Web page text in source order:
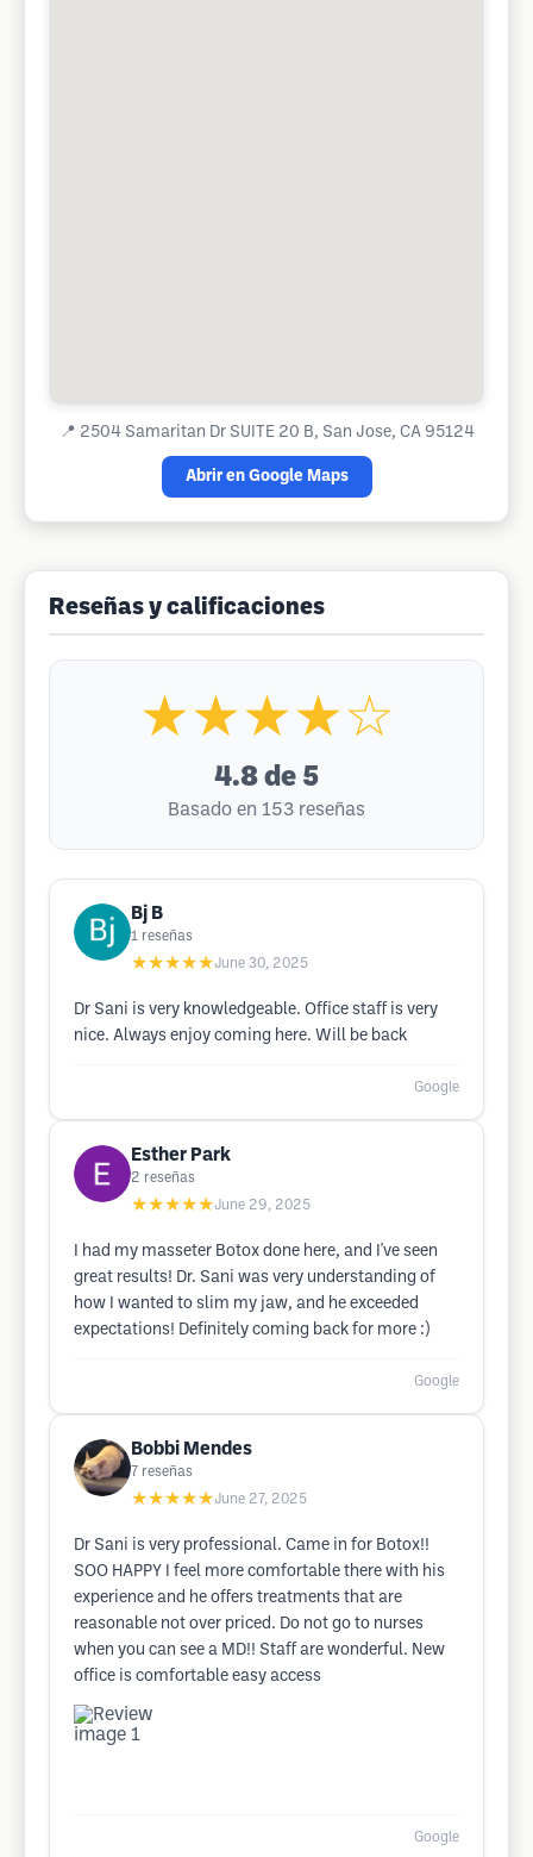
📍 2504 Samaritan Dr SUITE 20 B, San Jose, CA 95124
Abrir en Google Maps
Reseñas y calificaciones
★★★★☆
4.8 de 5
Basado en 153 reseñas
Bj B
1 reseñas
★★★★★June 30, 2025
Dr Sani is very knowledgeable. Office staff is very
nice. Always enjoy coming here. Will be back
Google
Esther Park
2 reseñas
★★★★★June 29, 2025
I had my masseter Botox done here, and I've seen
great results! Dr. Sani was very understanding of
how I wanted to slim my jaw, and he exceeded
expectations! Definitely coming back for more :)
Google
Bobbi Mendes
7 reseñas
★★★★★June 27, 2025
Dr Sani is very professional. Came in for Botox!!
SOO HAPPY I feel more comfortable there with his
experience and he offers treatments that are
reasonable not over priced. Do not go to nurses
when you can see a MD!! Staff are wonderful. New
office is comfortable easy access
Google